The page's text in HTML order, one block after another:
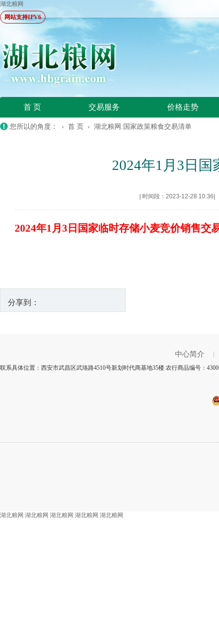
湖北粮网
网站支持IPV6
首 页 交易服务 价格走势
您所以的角度： › 首 页 › 湖北粮网:国家政策粮食交易清单
2024年1月3日
时间段：2023-12-28 10:36
2024年1月3日国家临时存储小麦竞价销售交
分享到：
中心简介
联系具体位置：西安市武昌区武珞路4510号新划时代商基地35楼 农行商品编号：
湖北粮网 湖北粮网 湖北粮网 湖北粮网 湖北粮网